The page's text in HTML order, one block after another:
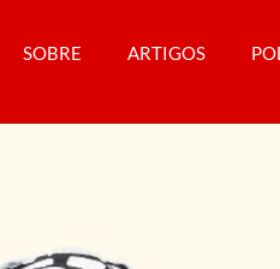
SOBRE ARTIGOS